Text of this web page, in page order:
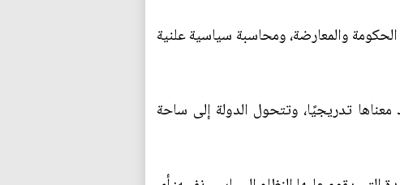
والمعارضة، ومحاسبة سياسية علنية
تدريجيًا، وتتحول الدولة إلى ساحة